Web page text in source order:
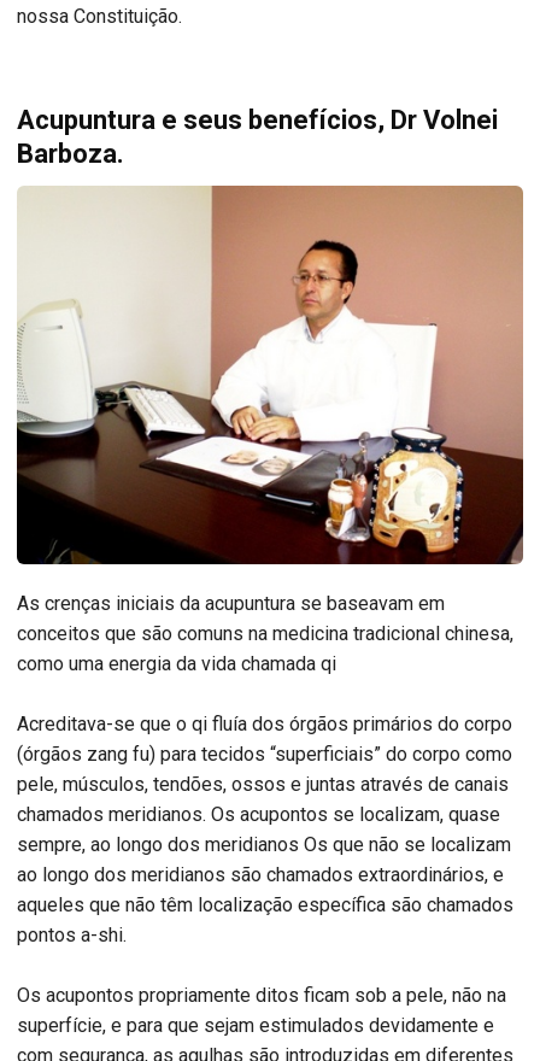
nossa Constituição.
Acupuntura e seus benefícios, Dr Volnei
Barboza.
As crenças iniciais da acupuntura se baseavam em
conceitos que são comuns na medicina tradicional chinesa,
como uma energia da vida chamada qi
Acreditava-se que o qi fluía dos órgãos primários do corpo
(órgãos zang fu) para tecidos “superficiais” do corpo como
pele, músculos, tendões, ossos e juntas através de canais
chamados meridianos. Os acupontos se localizam, quase
sempre, ao longo dos meridianos Os que não se localizam
ao longo dos meridianos são chamados extraordinários, e
aqueles que não têm localização específica são chamados
pontos a-shi.
Os acupontos propriamente ditos ficam sob a pele, não na
superfície, e para que sejam estimulados devidamente e
com segurança, as agulhas são introduzidas em diferentes